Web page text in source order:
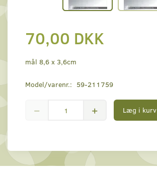
70,00 DKK
mål 8,6 x 3,6cm
Model/varenr.: 59-211759
Læg i kurv